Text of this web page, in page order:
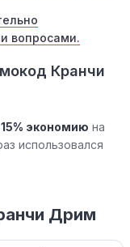
вопросами.
Кранчи
экономию на
использовался
Дрим